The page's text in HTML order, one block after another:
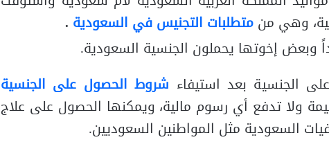
وهي منمتطلبات التجنيس في السعودية .
وبعض إخوتها يحملون الجنسية السعودية.
الجنسية بعد استيفاء شروط الحصول على الجنسية
ولا تدفع أي رسوم مالية، ويمكنها الحصول على علاج
السعودية مثل المواطنين السعوديين.